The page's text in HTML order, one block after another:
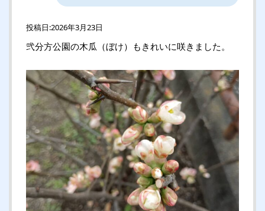
投稿日:2026年3月23日
弐分方公園の木瓜（ぼけ）もきれいに咲きました。